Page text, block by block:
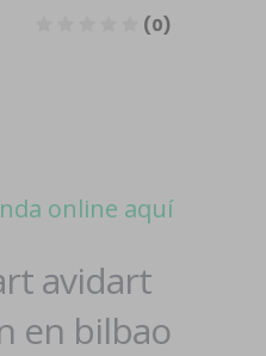
online aquí
avidart
en bilbao